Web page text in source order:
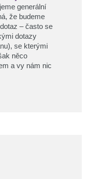
generální
že budeme
– často se
dotazy
se kterými
něco
a vy nám nic